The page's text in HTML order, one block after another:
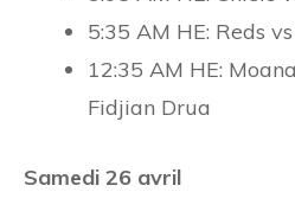
5:35 AM HE: Reds
12:35 AM HE:
Fidjian Drua
Samedi 26 avril